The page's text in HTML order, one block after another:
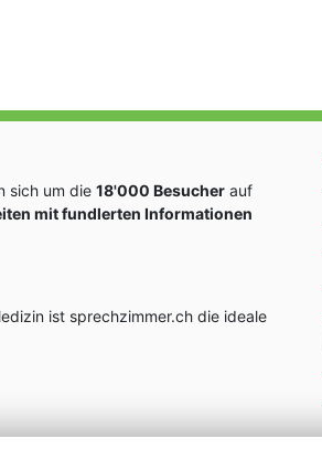
sich um die 18'000 Besucher auf
mit fundlerten Informationen
ist sprechzimmer.ch die ideale